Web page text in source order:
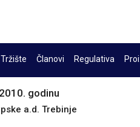
Tržište Članovi Regulativa
godinu
a.d. Trebinje